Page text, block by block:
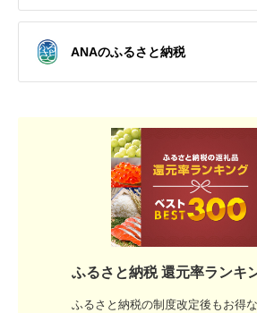
ANAのふるさと納税
ふるさと納税 還元率ランキ
ふるさと納税の制度改定後もお得な